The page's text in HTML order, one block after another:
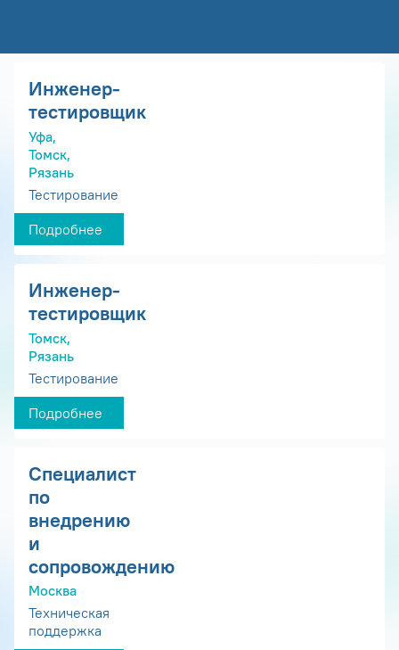
Инженер-
тестировщик
Уфа,
Томск,
Рязань
Тестирование
Подробнее
Инженер-
тестировщик
Томск,
Рязань
Тестирование
Подробнее
Специалист
по
внедрению
и
сопровождению
Москва
Техническая
поддержка